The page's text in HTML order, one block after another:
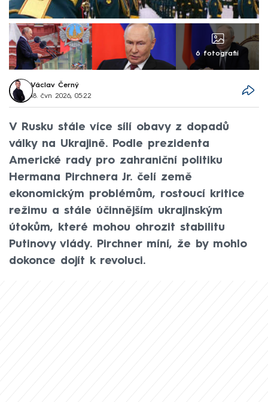
6 fotografií
Václav Černý
18. čvn 2026, 05:22
V Rusku stále více sílí obavy z dopadů
války na Ukrajině. Podle prezidenta
Americké rady pro zahraniční politiku
Hermana Pirchnera Jr. čelí země
ekonomickým problémům, rostoucí kritice
režimu a stále účinnějším ukrajinským
útokům, které mohou ohrozit stabilitu
Putinovy vlády. Pirchner míní, že by mohlo
dokonce dojít k revoluci.